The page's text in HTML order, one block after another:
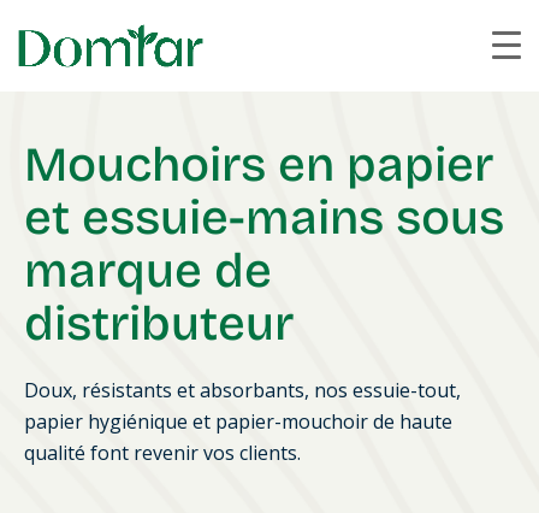
Mouchoirs en papier
et essuie-mains sous
marque de
distributeur
Doux, résistants et absorbants, nos essuie-tout,
papier hygiénique et papier-mouchoir de haute
qualité font revenir vos clients.